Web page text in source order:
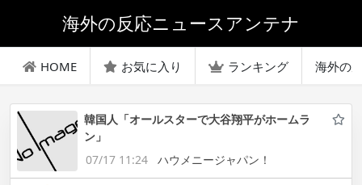
海外の反応ニュースアンテナ
HOME お気に入り ランキング 海外の
韓国人「オールスターで大谷翔平がホームラ
ン」
07/17 11:24
ハウメニージャパン！